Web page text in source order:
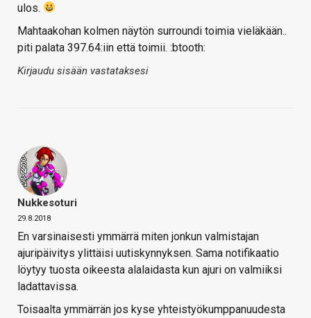
ulos.
Mahtaakohan kolmen näytön surroundi toimia vieläkään..
piti palata 397.64:iin että toimii. :btooth:
Kirjaudu sisään vastataksesi
Nukkesoturi
29.8.2018
En varsinaisesti ymmärrä miten jonkun valmistajan
ajuripäivitys ylittäisi uutiskynnyksen. Sama notifikaatio
löytyy tuosta oikeesta alalaidasta kun ajuri on valmiiksi
ladattavissa.
Toisaalta ymmärrän jos kyse yhteistyökumppanuudesta